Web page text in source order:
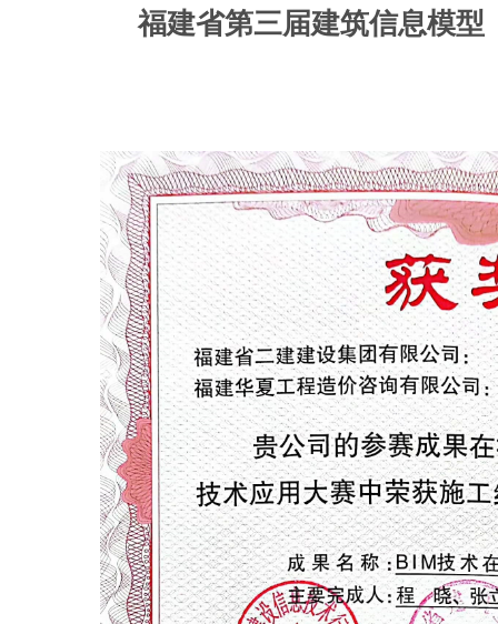
福建省第三届建筑信息模